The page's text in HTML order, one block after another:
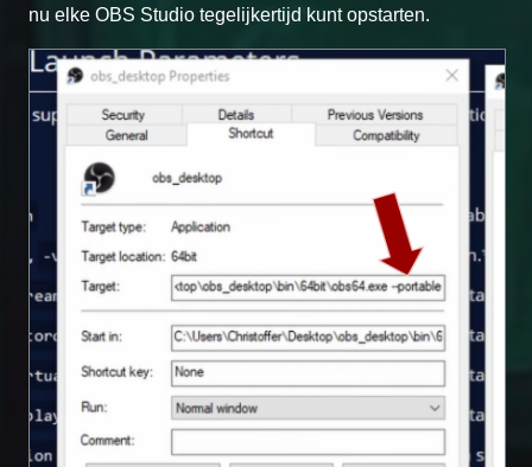
nu elke OBS Studio tegelijkertijd kunt opstarten.